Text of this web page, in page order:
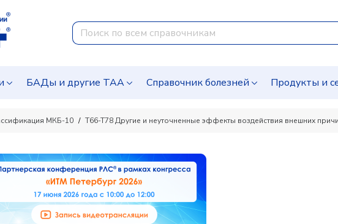
БАДы и другие ТАА Справочник болезней Продукты и
МКБ-10 T66-T78 Другие и неуточненные эффекты воздействия внешних